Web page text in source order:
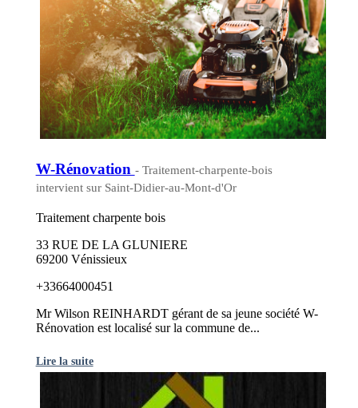
W-Rénovation - Traitement-charpente-bois
intervient sur Saint-Didier-au-Mont-d'Or
Traitement charpente bois
33 RUE DE LA GLUNIERE
69200 Vénissieux
+33664000451
Mr Wilson REINHARDT gérant de sa jeune société W-
Rénovation est localisé sur la commune de...
Lire la suite